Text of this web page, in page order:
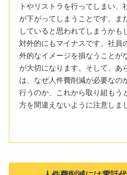
トやリストラを行ってしまい、
が下がってしまうことです。ま
していると思われてしまうかも
対外的にもマイナスです。社員
外的なイメージを損なうことが
が大切になります。そして、あ
は、なぜ人件費削減が必要なの
行うのか、これから取り組もう
方を間違えないように注意しま